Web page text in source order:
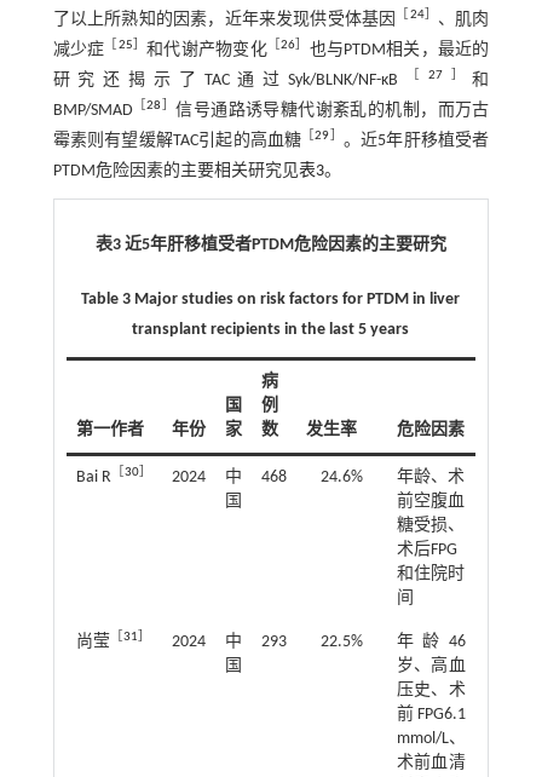
了以上所熟知的因素，近年来发现供受体基因
24］ 、肌肉
减少症
25 ］和代谢产物变化 ［26
也与PTDM相关，最近的
研究还揭示了TAC通过Syk/BLNK/NF-κB
27］和
BMP/SMAD ［28 ］信号通路诱导糖代谢紊乱的机制，而万古
霉素则有望缓解TAC引起的高血糖 ［29
。近5年肝移植受者
PTDM危险因素的主要相关研究见表3。
表3 近5年肝移植受者PTDM危险因素的主要研究
Table 3 Major studies on risk factors for PTDM in liver
transplant recipients in the last 5 years
第一作者 年份
国
家
病
例
数
发生率 危险因素
Bai R 30］ 2024
中
国
468 24.6%
年龄、术
前空腹血
糖受损、
术后FPG
和住院时
间
尚莹［ 31 2024
中
国
293 22.5%
年龄46
岁、高血
压史、术
前FPG6.1
mmol/L、
术前血清